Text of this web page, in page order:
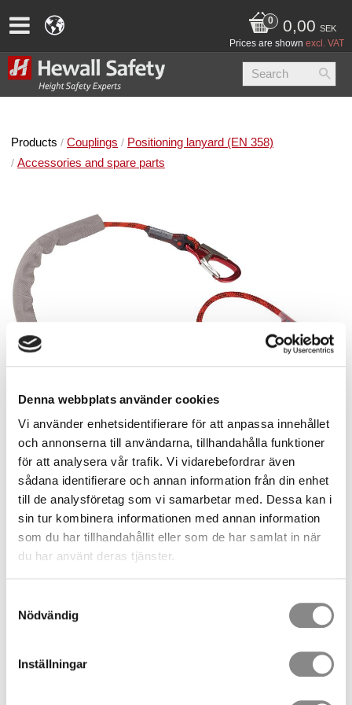
Denna webbplats använder cookies
Vi använder enhetsidentifierare för att anpassa innehållet
och annonserna till användarna, tillhandahålla funktioner
för att analysera vår trafik. Vi vidarebefordrar även
sådana identifierare och annan information från din enhet
till de analysföretag som vi samarbetar med. Dessa kan i
sin tur kombinera informationen med annan information
som du har tillhandahållit eller som de har samlat in när
du har använt deras tjänster.
Nödvändig
Inställningar
0,00 SEK
Prices are shown excl. VAT
Products Couplings
Positioning lanyard (EN 358)
Accessories and spare parts
800,00 SEK
pc.